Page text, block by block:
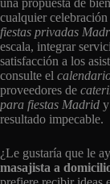
cualquier
fiestas privadas
escala, integrar
satisfacción a los
consulte el
proveedores de
para fiestas Madrid y
resultado impecable.
¿Le gustaría que le
masajista a